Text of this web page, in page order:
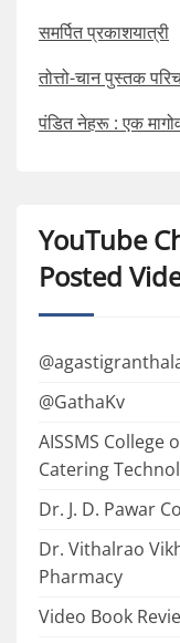
समर्पित प्रकाशयात्री
तोत्तो-चान पुस्तक
पंडित नेहरू : एक
YouTube
Posted
@GathaKv
AISSMS
Catering
Dr. J. D. Pawar
Dr. Vithalrao
Pharmacy
Video Book